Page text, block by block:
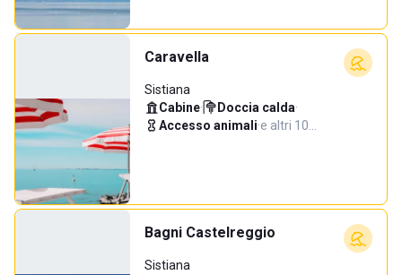
Caravella
Sistiana
Cabine· Doccia calda·
Accesso animali·e altri 10…
Bagni Castelreggio
Sistiana